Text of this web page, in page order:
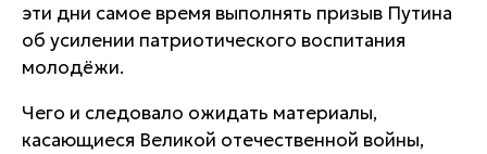
эти дни самое время выполнять призыв Путина
об усилении патриотического воспитания
молодёжи.
Чего и следовало ожидать материалы,
касающиеся Великой отечественной войны,